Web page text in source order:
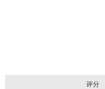
评分